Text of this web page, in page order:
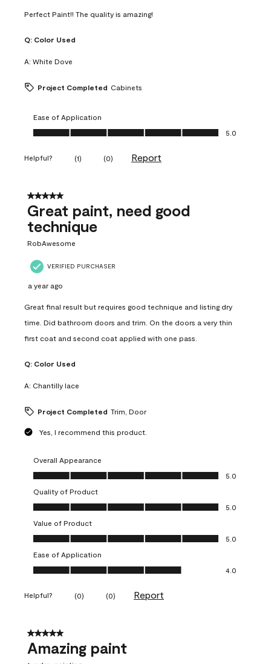
Perfect Paint!! The quality is amazing!
Q: Color Used
A: White Dove
Project Completed Cabinets
Ease of Application
Ease of Application, 5.0 out of 5
5.0
Helpful? (1) (0) Report
5 out of 5 stars.
Great paint, need good
technique
RobAwesome
VERIFIED PURCHASER
a year ago
Great final result but requires good technique and listing dry
time. Did bathroom doors and trim. On the doors a very thin
first coat and second coat applied with one pass.
Q: Color Used
A: Chantilly lace
Project Completed Trim, Door
Yes, I recommend this product.
Overall Appearance
Overall Appearance, 5.0 out of 5
5.0
Quality of Product
Quality of Product, 5.0 out of 5
5.0
Value of Product
Value of Product, 5.0 out of 5
5.0
Ease of Application
Ease of Application, 4.0 out of 5
4.0
Helpful? (0) (0) Report
5 out of 5 stars.
Amazing paint